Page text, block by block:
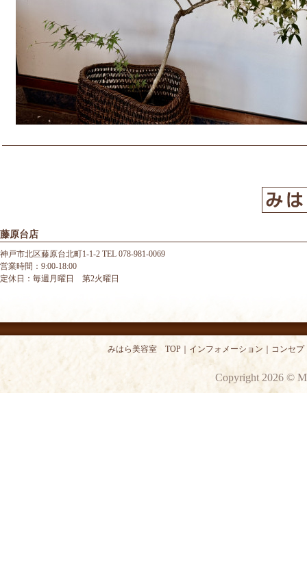
藤原台店
神戸市北区藤原台北町1-1-2 TEL 078-981-0069
営業時間：9:00-18:00
定休日：毎週月曜日 第2火曜日
みはら美容室 TOP インフォメーション コンセプ
Copyright 2026 ©